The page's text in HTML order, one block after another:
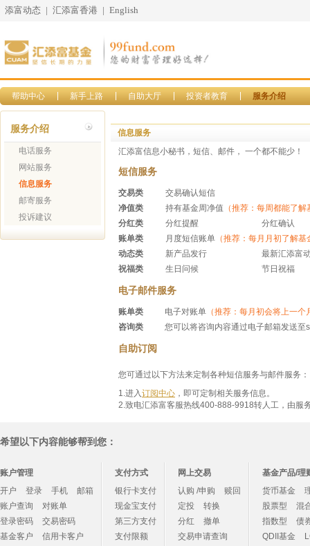
添富动态 | 汇添富香港 | English
帮助中心 新手上路 自助大厅 投资者教育 服务介绍
服务介绍
电话服务
网站服务
信息服务
邮寄服务
投诉建议
信息服务
汇添富信息小秘书，短信、邮件， 一个都不能少！
短信服务
交易类
交易确认短信
净值类
持有基金周净值 （推荐：每周都能了
分红类
分红提醒
分红确认
账单类
月度短信账单 （推荐：每月月初了解
动态类
新产品发行
最新汇添富
祝福类
生日问候 节日祝福
电子邮件服务
账单类 电子对账单 （推荐：每月初会将上一
咨询类
您可以将咨询内容通过电子邮箱发送
自助订阅
您可通过以下方法来定制各种短信服务与邮件服务：
1.进入 订阅中心 ，即可定制相关服务信息。
2.致电汇添富客服热线400-888-9918转人工，由服
希望以下内容能够帮到您：
账户管理
开户
登录 手机
邮箱
账户查询
对账单
登录密码
交易密码
基金客户
信用卡客户
支付方式
银行卡支付
现金宝支付
第三方支付
支付限额
网上交易
认购 /申购
赎回
定投
转换
分红
撤单
交易申请查询
基金产品/理
货币基金
股票型
混
指数型
债
QDII基金